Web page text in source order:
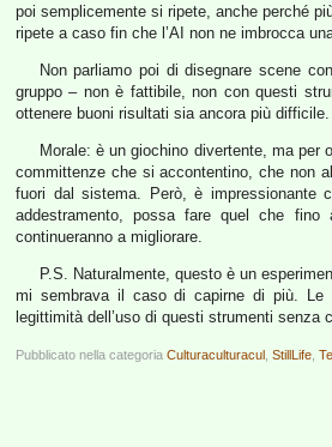
poi semplicemente si ripete, anche perché
ripete a caso fin che l’AI non ne imbrocca
Non parliamo poi di disegnare scene
gruppo – non è fattibile, non con questi
ottenere buoni risultati sia ancora più difficile.
Morale: è un giochino divertente, ma
committenze che si accontentino, che non
fuori dal sistema. Però, è impressionante
addestramento, possa fare quel che
continueranno a migliorare.
P.S. Naturalmente, questo è un
mi sembrava il caso di capirne di più. Le
legittimità dell’uso di questi strumenti
Pubblicato nella categoria Culturaculturacul StillLife